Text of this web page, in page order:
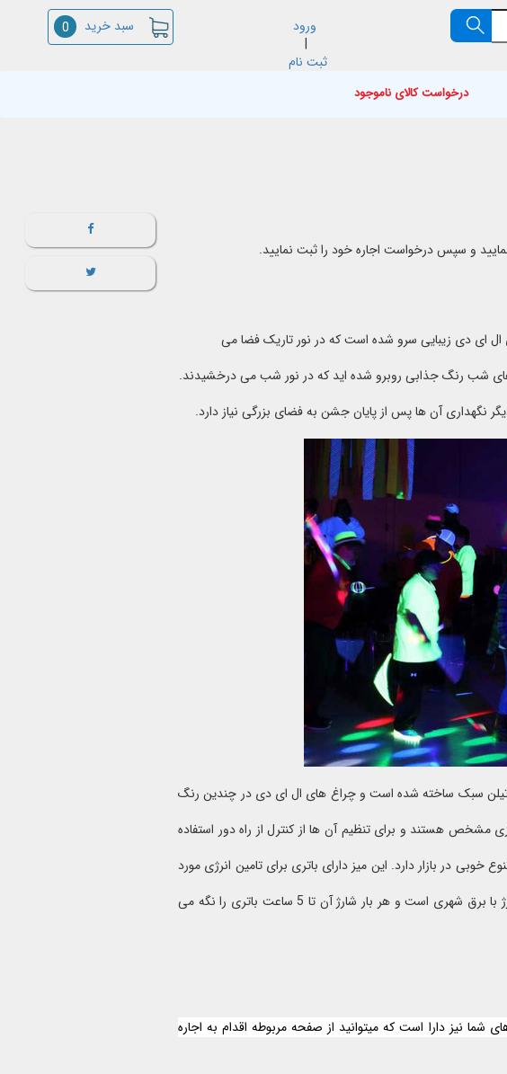
ورود
|
ثبت نام
سبد خرید 0
درخواست کالای ناموجود
و سپس درخواست اجاره خود را ثبت نمایید.
ال ای دی زیبایی سرو شده است که در نور تاریک فضا می
شب رنگ جذابی روبرو شده اید که در نور شب می درخشیدند.
نگهداری آن ها پس از پایان جشن به فضای بزرگی نیاز دارد.
اتیلن سبک ساخته شده است و چراغ های ال ای دی در چندین رنگ
مشخص هستند و برای تنظیم آن ها از کنترل از راه دور استفاده
در بازار دارد. این میز دارای باتری برای تامین انرژی مورد
نیاز برای روشن نگه داشتن چراغ های ال ای دی است. این باتری قابل شارژ با برق شهری است و هر بار شارژ آن تا 5 ساعت باتری را نگه می
شما نیز دارا است که میتوانید از صفحه مربوطه اقدام به اجاره